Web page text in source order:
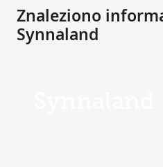
Znaleziono
Synnaland